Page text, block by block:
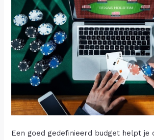
Een goed gedefinieerd budget helpt je